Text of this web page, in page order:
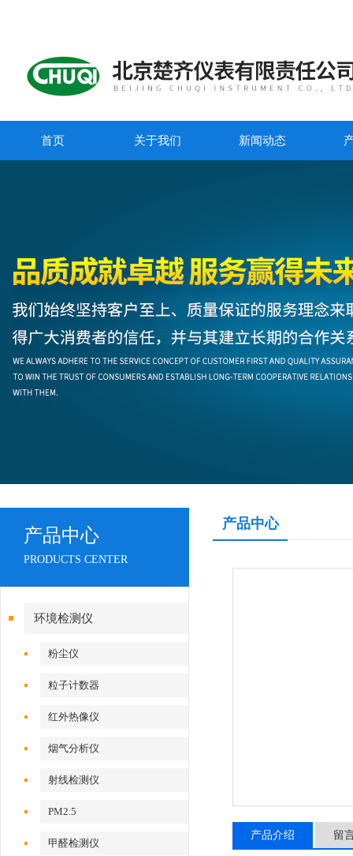
首页 关于我们 新闻动态
产品中心
PRODUCTS CENTER
环境检测仪
粉尘仪
粒子计数器
红外热像仪
烟气分析仪
射线检测仪
PM2.5
甲醛检测仪
产品中心
产品介绍 留